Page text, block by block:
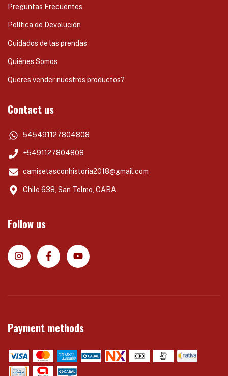
Preguntas Frecuentes
Política de Devolución
Cuidados de las prendas
Quiénes Somos
Queres vender nuestros productos?
Contact us
545491127804808
+5491127804808
camisetasconhistoria2018@gmail.com
Chile 638, San Telmo, CABA
Follow us
Payment methods